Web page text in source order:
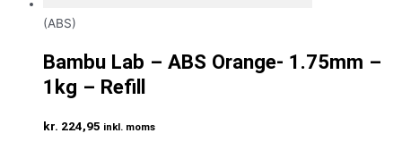
(ABS)
Bambu Lab – ABS Orange- 1.75mm –
1kg – Refill
kr. 224,95 inkl. moms